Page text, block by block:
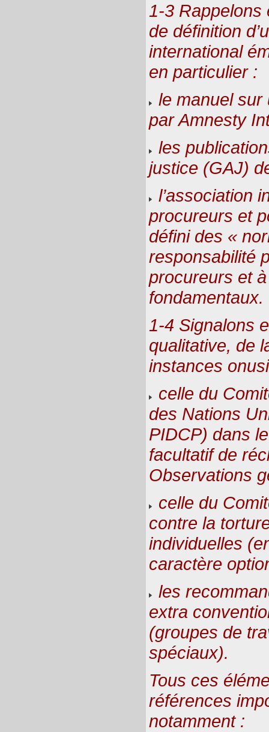
1-3 Rappelons
de définition
international
en particulier :
le manuel sur
par Amnesty
les
justice (GAJ)
l’association
procureurs et
défini des «
responsabilité
procureurs et
fondamentaux.
1-4 Signalons
qualitative, de
instances
celle du
des Nations
PIDCP) dans
facultatif de
Observations
celle du
contre la
individuelles
caractère
les
extra
(groupes de
spéciaux).
Tous ces
références
notamment :